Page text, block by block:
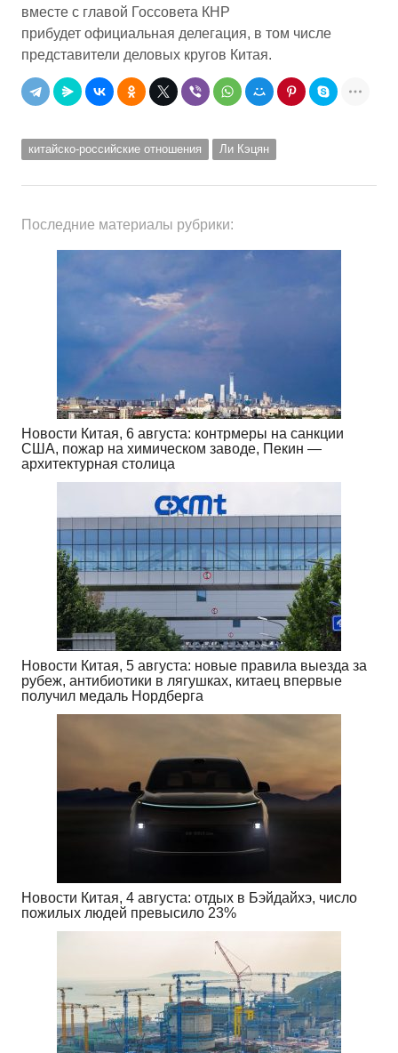
вместе с главой Госсовета КНР
прибудет официальная делегация, в том числе
представители деловых кругов Китая.
китайско-российские отношения Ли Кэцян
Последние материалы рубрики:
Новости Китая, 6 августа: контрмеры на санкции
США, пожар на химическом заводе, Пекин —
архитектурная столица
Новости Китая, 5 августа: новые правила выезда за
рубеж, антибиотики в лягушках, китаец впервые
получил медаль Нордберга
Новости Китая, 4 августа: отдых в Бэйдайхэ, число
пожилых людей превысило 23%